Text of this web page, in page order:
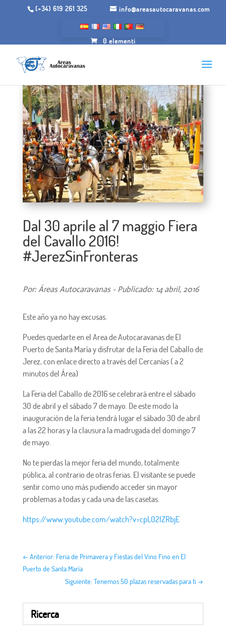
(+34) 619 261 325 info@areasautocaravanas.com
0 elementi
Dal 30 aprile al 7 maggio Fiera
del Cavallo 2016!
#JerezSinFronteras
Por: Áreas Autocaravanas - Publicado: 14 abril, 2016
Este año ya no hay excusas.
Puedes quedarte en el Area de Autocaravanas de El
Puerto de Santa María y disfrutar de la Feria del Caballo de
Jerez, con enlace directo a través del Cercanías ( a 2
minutos del Área)
La Feria del Caballo de 2016 se celebrará entre el sábado
30 de abril y el sábado 7 de mayo. De este modo la
inauguración de la feria tendrá lugar el sábado 30 de abril
a las 22 horas y la clausura la madrugada del domingo 7
de mayo.
No te pierdas la mejor feria del mundo, totalmente
pública, al contrario de otras ferias. El visitante se puede
sentir como uno más pudiendo acceder sin mayor
problemas a todas y cada una de las casetas.
https://www.youtube.com/watch?v=cpL02IZRbjE
← Anterior: Feria de Primavera y Fiestas del Vino Fino en El
Puerto de Santa María
Siguiente: Tenemos 50 plazas reservadas para ti →